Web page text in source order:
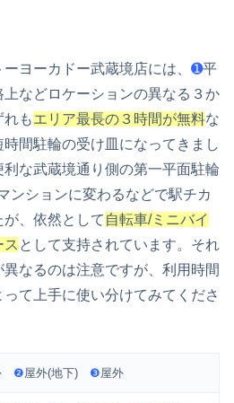
ヨーカドー武蔵境店には、 ➊平
上などロケーションの異なる３か
れもエリア最長の３時間が無料な
間駐輪の受け皿になってきまし
な武蔵境通り側の第一平面駐輪
ンションに変わるなどで駅チカ
、依然として 自転車/ミニバイ
として支持されています。それ
なるのは注意ですが、利用時間
て上手に使い分けてみてくださ
❷屋外(地下) ❸屋外